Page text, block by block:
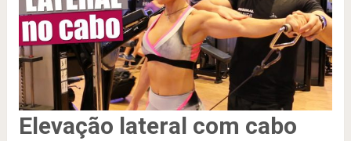
Elevação lateral com cabo